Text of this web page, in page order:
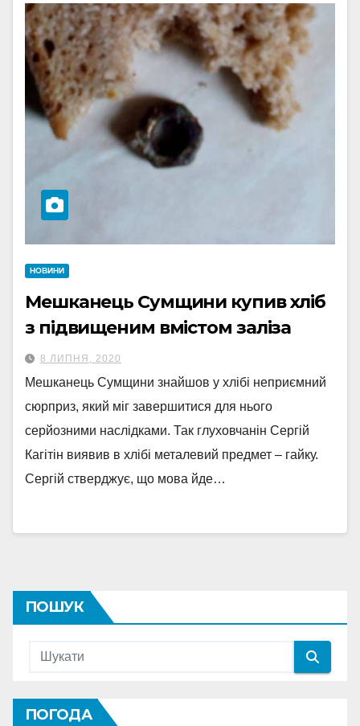
НОВИНИ
Мешканець Сумщини купив хліб
з підвищеним вмістом заліза
8 ЛИПНЯ, 2020
Мешканець Сумщини знайшов у хлібі неприємний
сюрприз, який міг завершитися для нього
серйозними наслідками. Так глуховчанін Сергій
Кагітін виявив в хлібі металевий предмет – гайку.
Сергій стверджує, що мова йде…
ПОШУК
ПОГОДА